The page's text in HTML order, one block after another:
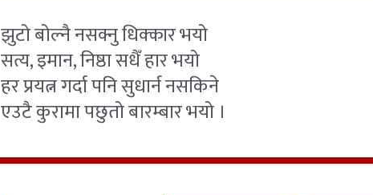
झुटो बोल्नै नसक्नु धिक्कार भयो
सत्य, इमान, निष्ठा सधैँ हार भयो
हर प्रयत्न गर्दा पनि सुधार्न नसकिने
एउटै कुरामा पछुतो बारम्बार भयो ।